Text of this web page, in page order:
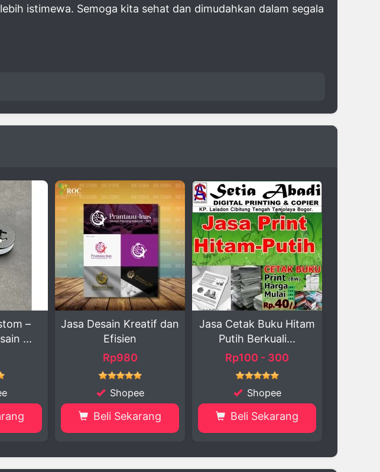
istimewa. Semoga kita sehat dan dimudahkan dalam segala
Kreatif dan
Jasa Cetak Buku Hitam
Putih Berkuali...
Rp100 - 300
Shopee
Beli Sekarang
Akses Instagram Siap
Pakai – K...
Rp15.000 - 70.000
Shopee
Beli Sekarang